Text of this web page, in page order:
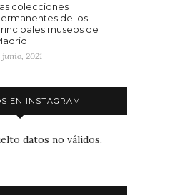
colecciones
de los
museos de
junio, 2021
EN INSTAGRAM
datos no válidos.